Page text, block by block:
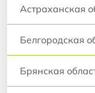
Астраханская
Белгородская
Брянская